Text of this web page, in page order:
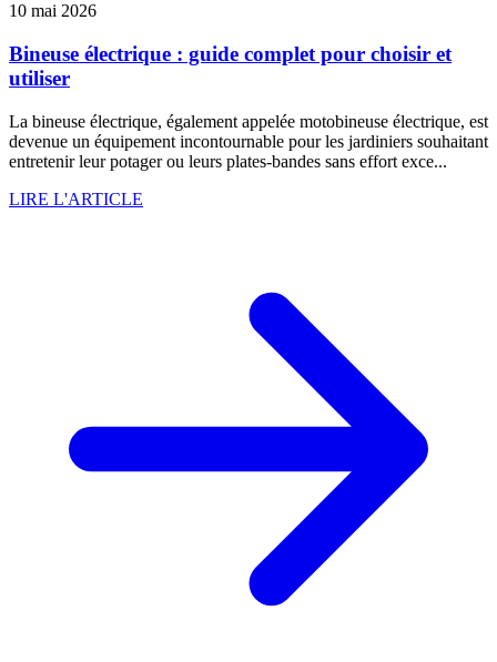
10 mai 2026
Bineuse électrique : guide complet pour choisir et
utiliser
La bineuse électrique, également appelée motobineuse électrique, est
devenue un équipement incontournable pour les jardiniers souhaitant
entretenir leur potager ou leurs plates-bandes sans effort exce...
LIRE L'ARTICLE